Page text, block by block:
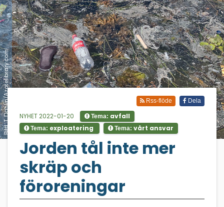
Bild: T. Dahlin/Azotelibrary.com
;
Dela
Rss-flöde
NYHET 2022-01-20 Tema: avfall
Tema: exploatering Tema: vårt ansvar
Jorden tål inte mer
skräp och
föroreningar